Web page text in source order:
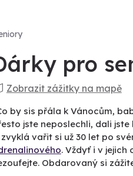
pro
Zobrazit zážitky na mapě
by sis přála k Vánocům,
jste neposlechli, dali
zvyklá vařit si už 30 let po
. Vždyť i v jejich
Obdarovaný si